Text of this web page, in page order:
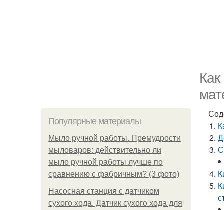
Популярные материалы
Мыло ручной работы. Премудрости
мыловаров: действительно ли
мыло ручной работы лучше по
сравнению с фабричным? (3 фото)
Насосная станция с датчиком
сухого хода. Датчик сухого хода для